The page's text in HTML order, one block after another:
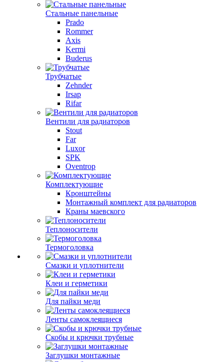
Стальные панельные
Prado
Rommer
Axis
Kermi
Buderus
Трубчатые
Zehnder
Irsap
Rifar
Вентили для радиаторов
Stout
Far
Luxor
SPK
Oventrop
Комплектующие
Кронштейны
Монтажный комплект для радиаторов
Краны маевского
Теплоносители
Термоголовка
Смазки и уплотнители
Клеи и герметики
Для пайки меди
Ленты самоклеящиеся
Скобы и крючки трубные
Заглушки монтажные